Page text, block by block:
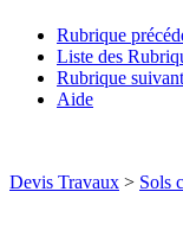
Rubrique
Liste des
Rubrique
Aide
Devis Travaux > Sols